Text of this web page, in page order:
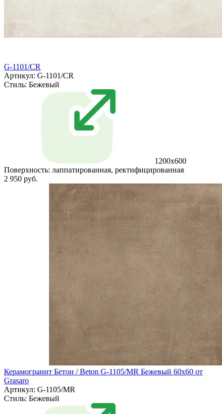
G-1101/CR
Артикул: G-1101/CR
Стиль: Бежевый
1200x600
Поверхность: лаппатированная, ректифицированная
2 950 руб.
Керамогранит Бетон / Beton G-1105/MR Бежевый 60х60 от
Grasaro
Артикул: G-1105/MR
Стиль: Бежевый